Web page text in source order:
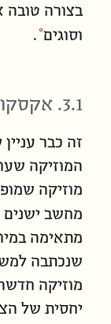
בצורה טובה
וסוגים .
3.1. אקסקורסוס: מוזיקת רקע
זה כבר
המוזיקה
מוזיקה
מחשב ישנים
מתאימה
מוזיקה
יחסית של